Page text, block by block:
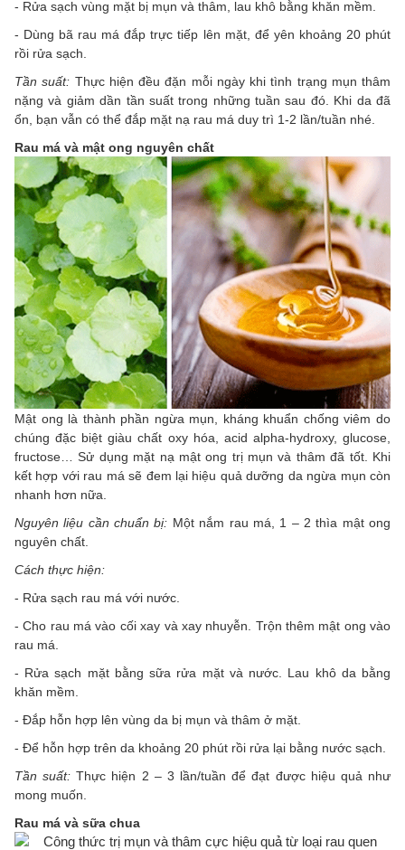
- Rửa sạch vùng mặt bị mụn và thâm, lau khô bằng khăn mềm.
- Dùng bã rau má đắp trực tiếp lên mặt, để yên khoảng 20 phút
rồi rửa sạch.
Tần suất: Thực hiện đều đặn mỗi ngày khi tình trạng mụn thâm
nặng và giảm dần tần suất trong những tuần sau đó. Khi da đã
ổn, bạn vẫn có thể đắp mặt nạ rau má duy trì 1-2 lần/tuần nhé.
Rau má và mật ong nguyên chất
Mật ong là thành phần ngừa mụn, kháng khuẩn chống viêm do
chúng đặc biệt giàu chất oxy hóa, acid alpha-hydroxy, glucose,
fructose… Sử dụng mặt nạ mật ong trị mụn và thâm đã tốt. Khi
kết hợp với rau má sẽ đem lại hiệu quả dưỡng da ngừa mụn còn
nhanh hơn nữa.
Nguyên liệu cần chuẩn bị: Một nắm rau má, 1 – 2 thìa mật ong
nguyên chất.
Cách thực hiện:
- Rửa sạch rau má với nước.
- Cho rau má vào cối xay và xay nhuyễn. Trộn thêm mật ong vào
rau má.
- Rửa sạch mặt bằng sữa rửa mặt và nước. Lau khô da bằng
khăn mềm.
- Đắp hỗn hợp lên vùng da bị mụn và thâm ở mặt.
- Để hỗn hợp trên da khoảng 20 phút rồi rửa lại bằng nước sạch.
Tần suất: Thực hiện 2 – 3 lần/tuần để đạt được hiệu quả như
mong muốn.
Rau má và sữa chua